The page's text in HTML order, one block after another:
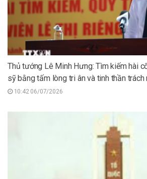
Thủ tướng Lê Minh Hưng: Tìm kiếm hài
sỹ bằng tấm lòng tri ân và tinh thần trách
10:42 06/07/2026